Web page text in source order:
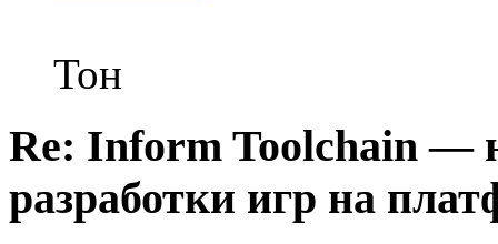
Тон
Re: Inform Toolchain —
разработки игр на